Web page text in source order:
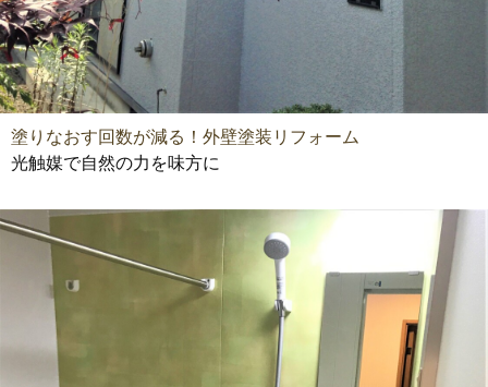
塗りなおす回数が減る！外壁塗装リフォーム
光触媒で自然の力を味方に